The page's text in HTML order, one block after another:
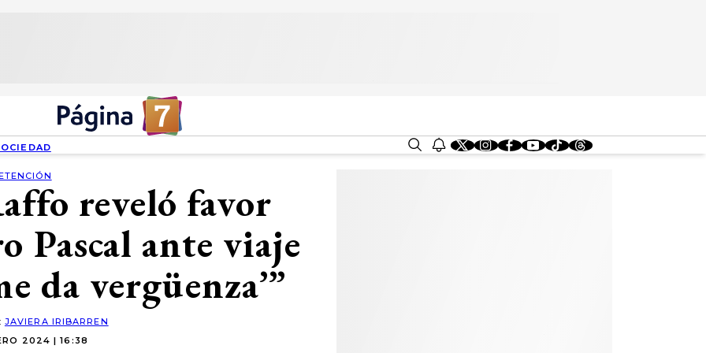
reveló favor
Pascal ante viaje
da vergüenza’”
JAVIERA IRIBARREN
2024 | 16:38